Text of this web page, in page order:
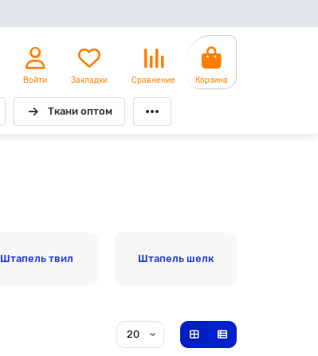
Войти Закладки Сравнение Корзина
Ткани оптом
Штапель твил Штапель шелк